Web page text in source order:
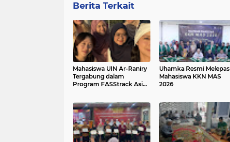
Berita Terkait
Mahasiswa UIN Ar-Raniry
Tergabung dalam
Program FASStrack Asia:
Uhamka Resmi Melepas
Mahasiswa KKN MAS
2026